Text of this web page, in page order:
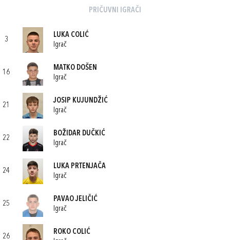
PRIČUVNI IGRAČI
3
LUKA COLIĆ
Igrač
16
MATKO DOŠEN
Igrač
21
JOSIP KUJUNDŽIĆ
Igrač
22
BOŽIDAR DUČKIĆ
Igrač
24
LUKA PRTENJAČA
Igrač
25
PAVAO JELIČIĆ
Igrač
26
ROKO COLIĆ